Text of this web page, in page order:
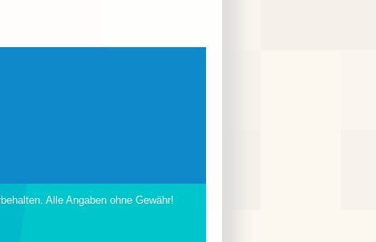
Alle Angaben ohne Gewähr!